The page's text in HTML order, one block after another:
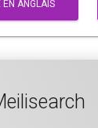
ANGLAIS